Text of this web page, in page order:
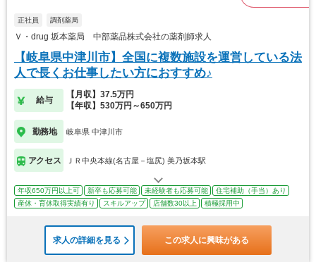
正社員 調剤薬局
Ｖ・drug 坂本薬局 中部薬品株式会社の薬剤師求人
【岐阜県中津川市】全国に複数施設を運営している法
人で長くお仕事したい方におすすめ♪
給与
【月収】37.5万円
【年収】530万円～650万円
勤務地 岐阜県 中津川市
アクセス ＪＲ中央本線(名古屋－塩尻) 美乃坂本駅
年収650万円以上可 新卒も応募可能 未経験者も応募可能
住宅補助（手当）あり
産休・育休取得実績有り
スキルアップ 店舗数30以上 積極採用中
求人の詳細を見る この求人に興味がある